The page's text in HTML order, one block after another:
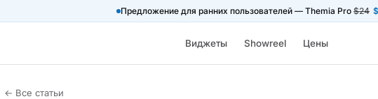
Предложение для ранних пользователей — Themia Pro $24
Виджеты Showreel Цены
← Все статьи